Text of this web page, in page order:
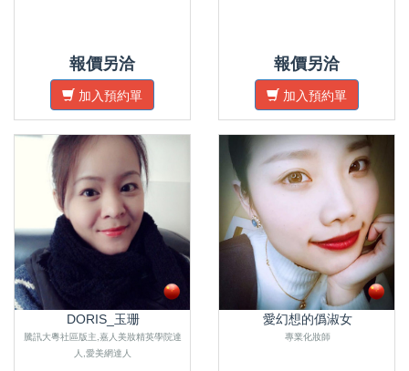
報價另洽
加入預約單
報價另洽
加入預約單
DORIS_玉珊
騰訊大粵社區版主,嘉人美妝精英學院達
人,愛美網達人
愛幻想的僞淑女
專業化妝師